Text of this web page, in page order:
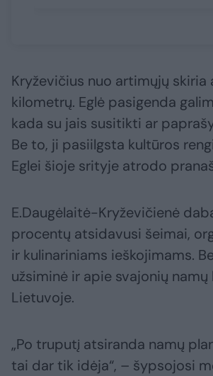
Kryževičius nuo artimųjų
kilometrų. Eglė pasigenda
kada su jais susitikti ar
Be to, ji pasiilgsta kultūros
Eglei šioje srityje atrodo
E.Daugėlaitė-Kryževičienė
procentų atsidavusi šeimai,
ir kulinariniams ieškojimams.
užsiminė ir apie svajonių namų
Lietuvoje.
„Po truputį atsiranda namų
tai dar tik idėja“, – šypsojosi